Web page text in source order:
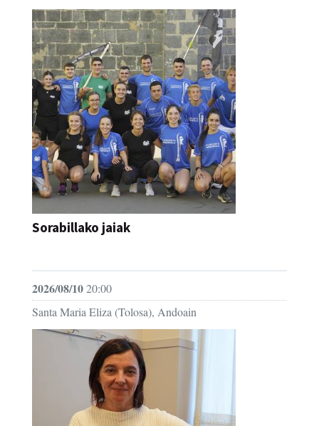
Sorabillako jaiak
2026/08/1020:00
Santa Maria Eliza (Tolosa), Andoain